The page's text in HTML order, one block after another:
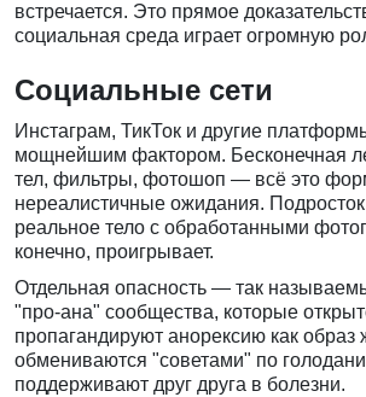
встречается. Это прямое
социальная среда играет огромную
Социальные сети
Инстаграм, ТикТок и другие
мощнейшим фактором. Бесконечная
тел, фильтры, фотошоп — всё это
нереалистичные ожидания.
реальное тело с обработанными
конечно, проигрывает.
Отдельная опасность — так
"про-ана" сообщества, которые
пропагандируют анорексию как образ
обмениваются "советами" по
поддерживают друг друга в болезни.